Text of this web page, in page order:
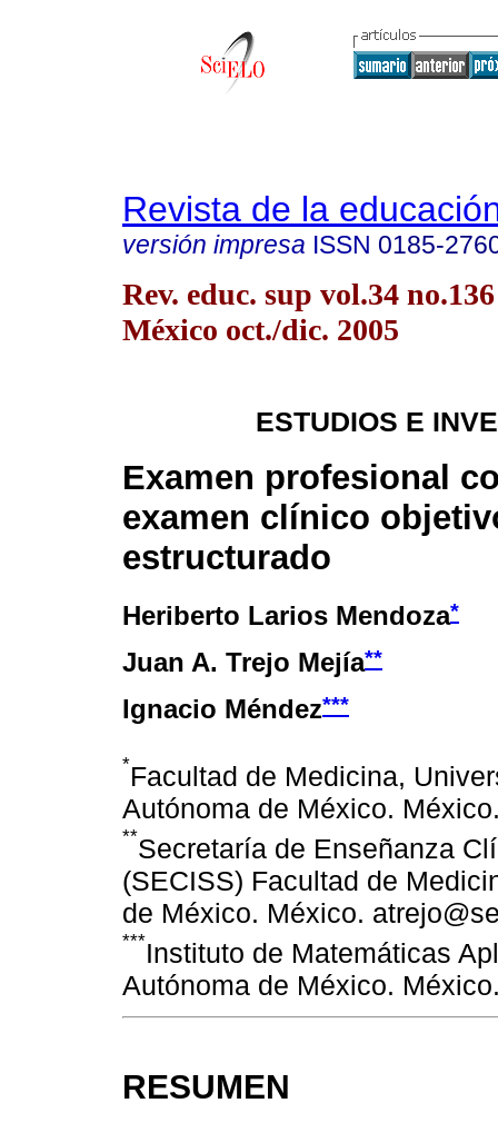
Revista de la
versión impresa ISSN 0185-
Rev. educ. sup vol.34
México oct./dic. 2005
ESTUDIOS E
Examen profesional
examen clínico
estructurado
Heriberto Larios Mendoza*
Juan A. Trejo Mejía**
Ignacio Méndez***
*Facultad de Medicina,
Autónoma de México.
**Secretaría de Enseñanza
(SECISS) Facultad de
de México. México.
***Instituto de Matemáticas
Autónoma de México.
RESUMEN